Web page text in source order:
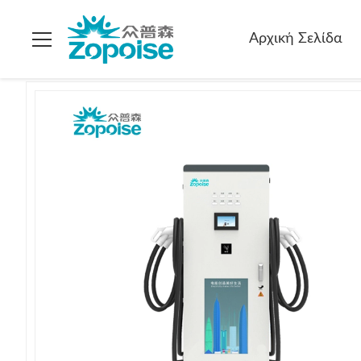
Αρχική Σελίδα
> προϊόντα > Συνεχή φορτιστές ηλεκτρικών οχημάτων